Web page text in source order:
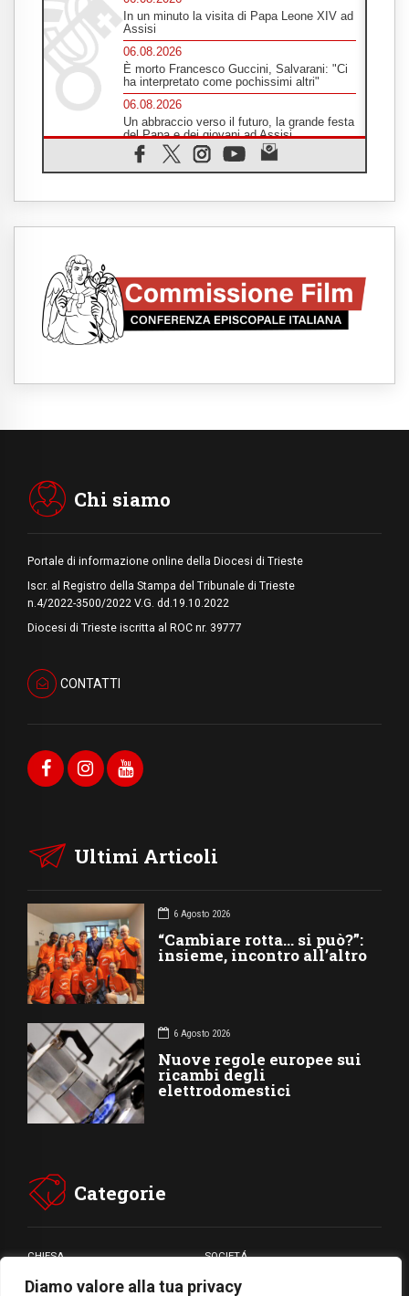
Diamo valore alla tua privacy
In un minuto la visita di Papa Leone XIV ad
Assisi
06.08.2026
È morto Francesco Guccini, Salvarani: "Ci
ha interpretato come pochissimi altri"
06.08.2026
Un abbraccio verso il futuro, la grande festa
del Papa e dei giovani ad Assisi
06.08.2026
Il grazie dei giovani al Papa: "Oggi ci
Leone XIV: la rivoluzione del Vangelo
06.08.2026
Fra Marco Vianelli: alla scuola di san
Francesco per imparare il Vangelo della
pace
Chi siamo
Portale di informazione online della Diocesi di Trieste
Iscr. al Registro della Stampa del Tribunale di Trieste
n.4/2022-3500/2022 V.G. dd.19.10.2022
Diocesi di Trieste iscritta al ROC nr. 39777
CONTATTI
Ultimi Articoli
6 Agosto 2026
“Cambiare rotta… si può?”:
insieme, incontro all’altro
6 Agosto 2026
Nuove regole europee sui
ricambi degli
elettrodomestici
Categorie
CHIESA SOCIETÁ
CARITÁ GIUBILEO